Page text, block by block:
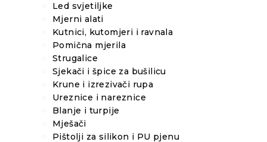
Led svjetiljke
Mjerni alati
Kutnici, kutomjeri i ravnala
Pomična mjerila
Strugalice
Sjekači i špice za bušilicu
Krune i izrezivači rupa
Ureznice i nareznice
Blanje i turpije
Mješači
Pištolji za silikon i PU pjenu